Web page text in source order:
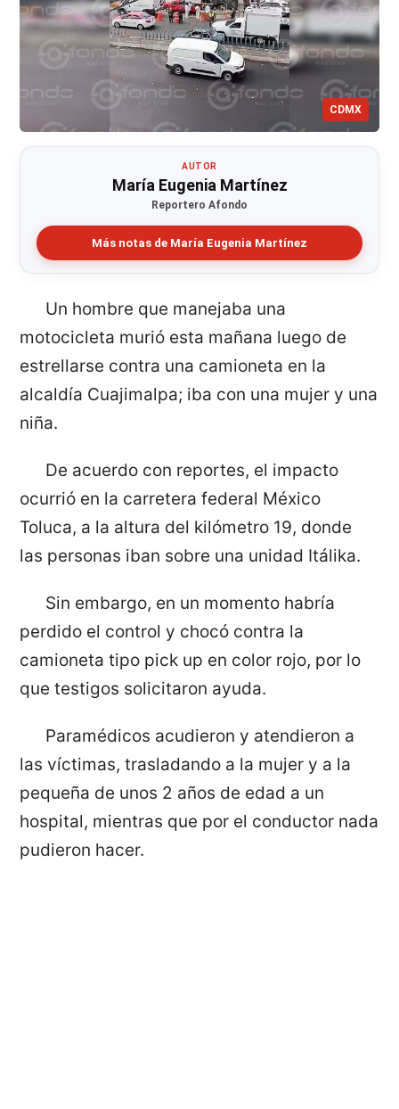
CDMX
AUTOR
María Eugenia Martínez
Reportero Afondo
Más notas de María Eugenia Martínez
Un hombre que manejaba una
motocicleta murió esta mañana luego de
estrellarse contra una camioneta en la
alcaldía Cuajimalpa; iba con una mujer y una
niña.
De acuerdo con reportes, el impacto
ocurrió en la carretera federal México
Toluca, a la altura del kilómetro 19, donde
las personas iban sobre una unidad Itálika.
Sin embargo, en un momento habría
perdido el control y chocó contra la
camioneta tipo pick up en color rojo, por lo
que testigos solicitaron ayuda.
Paramédicos acudieron y atendieron a
las víctimas, trasladando a la mujer y a la
pequeña de unos 2 años de edad a un
hospital, mientras que por el conductor nada
pudieron hacer.